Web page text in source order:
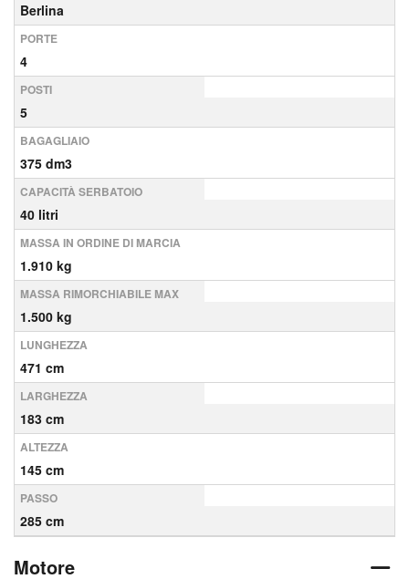
Berlina
PORTE
4
POSTI
5
BAGAGLIAIO
375 dm3
CAPACITÀ SERBATOIO
40 litri
MASSA IN ORDINE DI MARCIA
1.910 kg
MASSA RIMORCHIABILE MAX
1.500 kg
LUNGHEZZA
471 cm
LARGHEZZA
183 cm
ALTEZZA
145 cm
PASSO
285 cm
Motore